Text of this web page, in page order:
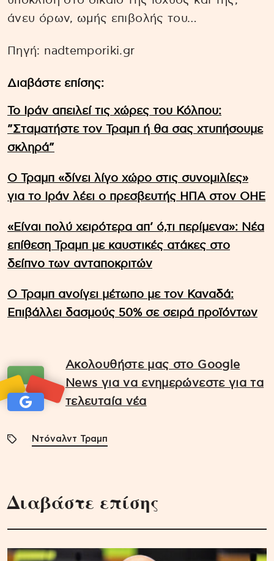
άνευ όρων, ωμής επιβολής του…
Πηγή: nadtemporiki.gr
Διαβάστε επίσης:
Το Ιράν απειλεί τις χώρες του Κόλπου:
”Σταματήστε τον Τραμπ ή θα σας χτυπήσουμε
σκληρά”
Ο Τραμπ «δίνει λίγο χώρο στις συνομιλίες»
για το Ιράν λέει ο πρεσβευτής ΗΠΑ στον ΟΗΕ
«Είναι πολύ χειρότερα απ’ ό,τι περίμενα»: Νέα
επίθεση Τραμπ με καυστικές ατάκες στο
δείπνο των ανταποκριτών
Ο Τραμπ ανοίγει μέτωπο με τον Καναδά:
Επιβάλλει δασμούς 50% σε σειρά προϊόντων
Ακολουθήστε μας στο Google
News για να ενημερώνεστε για τα
τελευταία νέα
Ντόναλντ Τραμπ
Διαβάστε επίσης